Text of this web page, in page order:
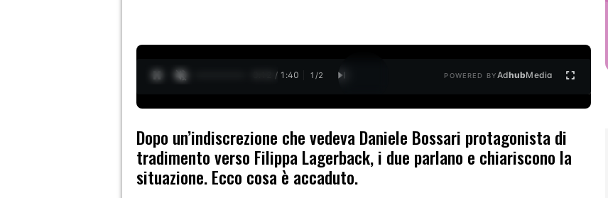
0:13 / 1:40 1 /2 POWERED BYAdhubMedia
Dopo un’indiscrezione che vedeva Daniele Bossari protagonista di
tradimento verso Filippa Lagerback, i due parlano e chiariscono la
situazione. Ecco cosa è accaduto.